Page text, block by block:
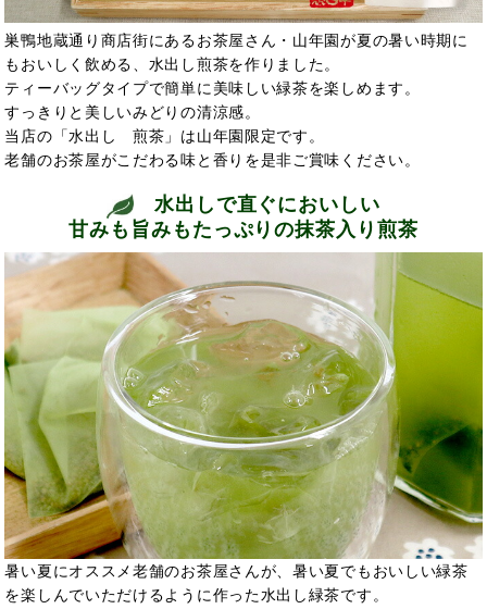
巣鴨地蔵通り商店街にあるお茶屋さん・山年園が夏の暑い時期に
もおいしく飲める、水出し煎茶を作りました。
ティーバッグタイプで簡単に美味しい緑茶を楽しめます。
すっきりと美しいみどりの清涼感。
当店の「水出し 煎茶」は山年園限定です。
老舗のお茶屋がこだわる味と香りを是非ご賞味ください。
水出しで直ぐにおいしい
甘みも旨みもたっぷりの抹茶入り煎茶
暑い夏にオススメ老舗のお茶屋さんが、暑い夏でもおいしい緑茶
を楽しんでいただけるように作った水出し緑茶です。